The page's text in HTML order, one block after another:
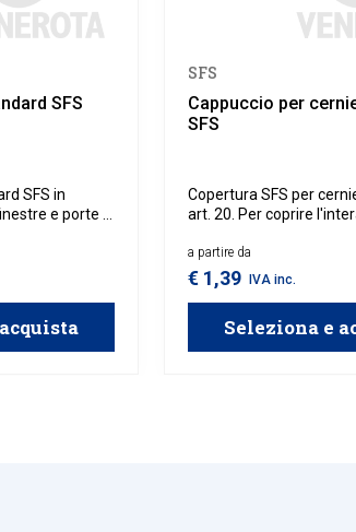
SFS
SFS in
e porte in
SFS
Cappuccio per
SFS
Copertura SFS per
art. 20. Per coprire
a partire da
€ 1,39 IVA inc.
Seleziona e